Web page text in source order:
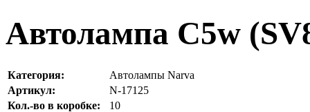
Автолампа C5w
Категория:
Автолампы Narva
Артикул:
N-17125
Кол.-во в коробке:
10